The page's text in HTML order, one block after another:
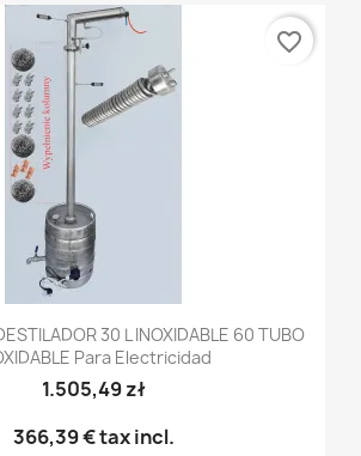
30 L INOXIDABLE 60 TUBO
Para Electricidad
1.505,49 zł
366,39 €tax incl.
favorite_border